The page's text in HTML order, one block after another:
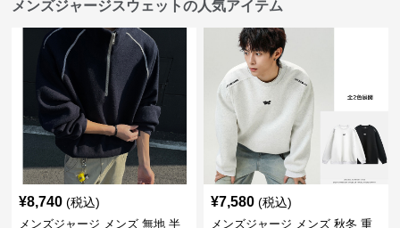
メンズジャージスウェットの人気アイテム
¥8,740 (税込)
メンズジャージ メンズ 無地 半
¥7,580 (税込)
メンズジャージ メンズ 秋冬 重